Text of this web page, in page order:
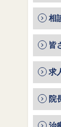
相
皆
求
院